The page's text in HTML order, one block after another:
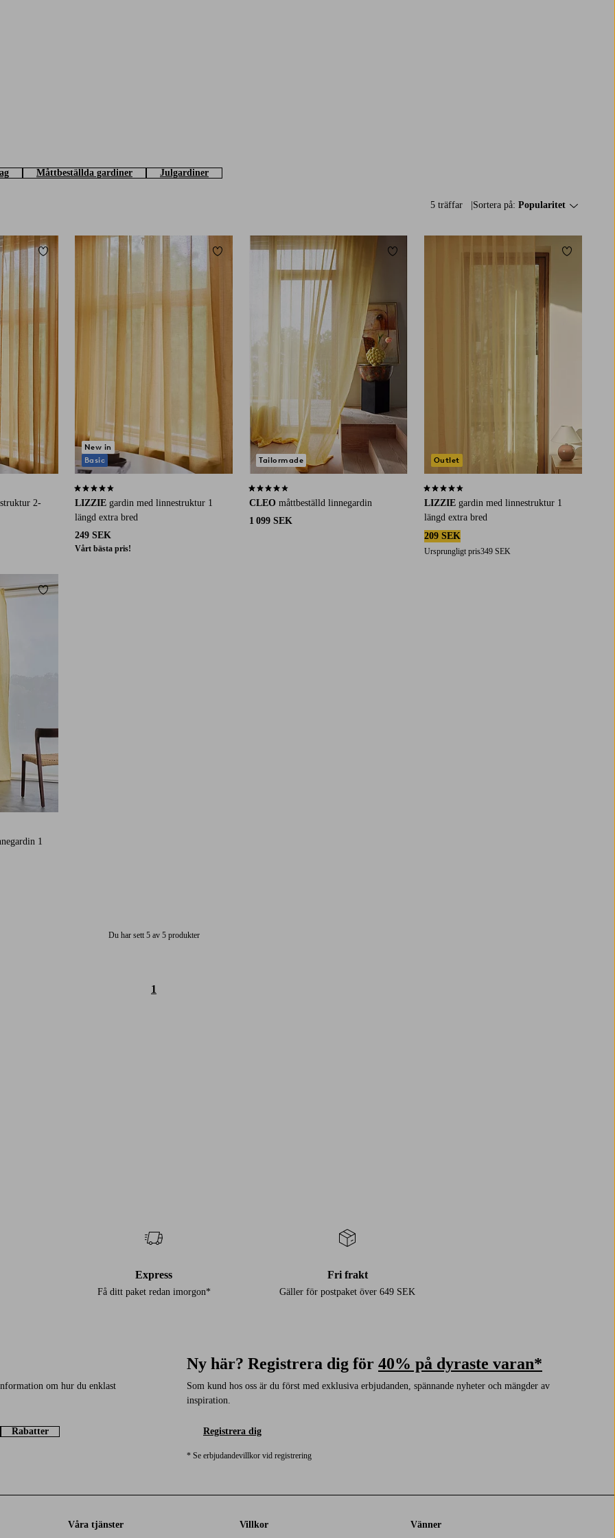
Måttbeställda gardiner Julgardiner
5 träffar Sortera på: Popularitet
2-
Lägg till i favoriter
LIZZIE gardin med linnestruktur 1
längd extra bred
249 SEK
Vårt bästa pris!
4,3 baserat på 21 st betyg
New in
Basic
Lägg till i favoriter
CLEO måttbeställd linnegardin
1 099 SEK
4,0 baserat på 23 st betyg
Tailormade
Lägg till i favoriter
LIZZIE gardin med linnestruktur 1
längd extra bred
209 SEK
Ursprungligt pris349 SEK
4,3 baserat på 21 st betyg
Outlet
Lägg till i
1
Lägg till i favoriter
Du har sett 5 av 5 produkter
1
Express
Få ditt paket redan imorgon*
Fri frakt
Gäller för postpaket över 649 SEK
Ny här? Registrera dig för 40% på dyraste varan*
Som kund hos oss är du först med exklusiva erbjudanden, spännande nyheter och mängder av
inspiration.
Registrera dig
* Se erbjudandevillkor vid registrering
om hur du enklast
Rabatter
Våra tjänster Villkor Vänner